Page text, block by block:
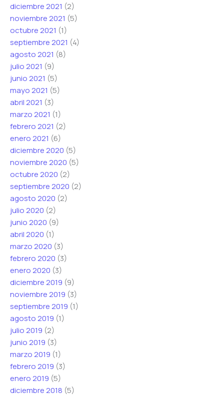
diciembre 2021 (2)
noviembre 2021 (5)
octubre 2021 (1)
septiembre 2021 (4)
agosto 2021 (8)
julio 2021 (9)
junio 2021 (5)
mayo 2021 (5)
abril 2021 (3)
marzo 2021 (1)
febrero 2021 (2)
enero 2021 (6)
diciembre 2020 (5)
noviembre 2020 (5)
octubre 2020 (2)
septiembre 2020 (2)
agosto 2020 (2)
julio 2020 (2)
junio 2020 (9)
abril 2020 (1)
marzo 2020 (3)
febrero 2020 (3)
enero 2020 (3)
diciembre 2019 (9)
noviembre 2019 (3)
septiembre 2019 (1)
agosto 2019 (1)
julio 2019 (2)
junio 2019 (3)
marzo 2019 (1)
febrero 2019 (3)
enero 2019 (5)
diciembre 2018 (5)